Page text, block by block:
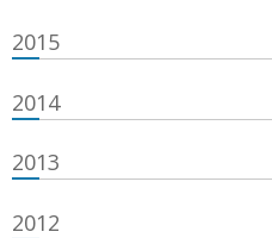
2015
2014
2013
2012